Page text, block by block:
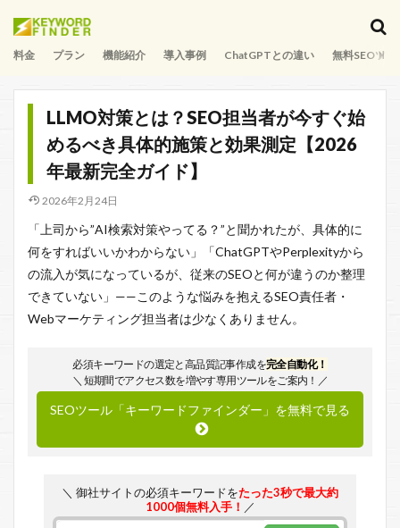
料金 プラン 機能紹介 導入事例 ChatGPTとの違い 無料SEOツー
LLMO対策とは？SEO担当者が今すぐ始
めるべき具体的施策と効果測定【2026
年最新完全ガイド】
2026年2月24日
「上司から”AI検索対策やってる？”と聞かれたが、具体的に
何をすればいいかわからない」「ChatGPTやPerplexityから
の流入が気になっているが、従来のSEOと何が違うのか整理
できていない」——このような悩みを抱えるSEO責任者・
Webマーケティング担当者は少なくありません。
必須キーワードの選定と高品質記事作成を完全自動化！
＼ 短期間でアクセス数を増やす専用ツールをご案内！／
SEOツール「キーワードファインダー」を無料で見る
＼ 御社サイトの必須キーワードをたった3秒で最大約
1000個無料入手！ ／